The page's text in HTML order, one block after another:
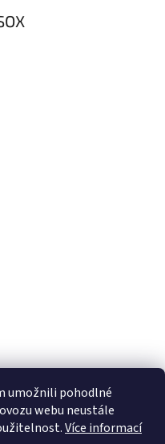
umožnili pohodlné
webu neustále
Více informací